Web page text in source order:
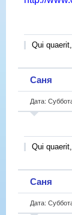
Qui
Саня
Дата:
Qui
Саня
Дата: